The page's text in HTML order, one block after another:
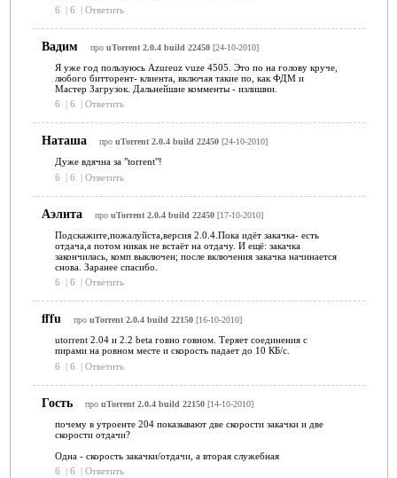
6
| 6 | Ответить
Вадим про uTorrent 2.0.4 build 22450[24-10-2010]
Я уже год пользуюсь Azureuz vuze 4505. Это по на голову круче,
любого битторент- клиента, включая такие по, как ФДМ и
Мастер Загрузок. Дальнейшие комменты - излишни.
6
| 6 | Ответить
Наташа про uTorrent 2.0.4 build 22450[24-10-2010]
Дуже вдячна за "torrent"!
6
| 6 | Ответить
Аэлита про uTorrent 2.0.4 build 22450[17-10-2010]
Подскажите,пожалуйста,версия 2.0.4.Пока идёт закачка- есть
отдача,а потом никак не встаёт на отдачу. И ещё: закачка
закончилась, комп выключен; после включения закачка начинается
снова. Заранее спасибо.
6
| 6 | Ответить
fffu про uTorrent 2.0.4 build 22150[16-10-2010]
utorrent 2.04 и 2.2 beta говно говном. Теряет соединения с
пирами на ровном месте и скорость падает до 10 КБ/с.
6
| 6 | Ответить
Гость про uTorrent 2.0.4 build 22150[14-10-2010]
почему в утроенте 204 показывают две скорости закачки и две
скорости отдачи?
Одна - скорость закачки/отдачи, а вторая служебная
6
| 6 | Ответить